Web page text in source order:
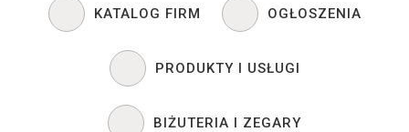
KATALOG FIRM OGŁOSZENIA
PRODUKTY I USŁUGI
BIŻUTERIA I ZEGARY